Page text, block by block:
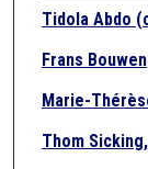
Authors
Tidola Abdo
Frans Bouwen
Marie-
Thom